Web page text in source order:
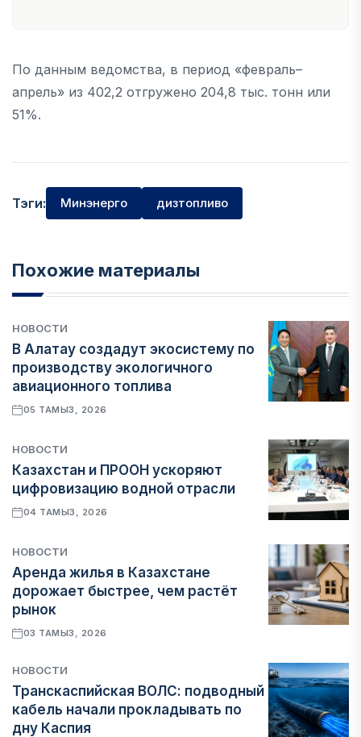
По данным ведомства, в период «февраль–
апрель» из 402,2 отгружено 204,8 тыс. тонн или
51%.
Тэги: Минэнерго дизтопливо
Похожие материалы
НОВОСТИ
В Алатау создадут экосистему по
производству экологичного
авиационного топлива
05 ТАМЫЗ, 2026
НОВОСТИ
Казахстан и ПРООН ускоряют
цифровизацию водной отрасли
04 ТАМЫЗ, 2026
НОВОСТИ
Аренда жилья в Казахстане
дорожает быстрее, чем растёт
рынок
03 ТАМЫЗ, 2026
НОВОСТИ
Транскаспийская ВОЛС: подводный
кабель начали прокладывать по
дну Каспия